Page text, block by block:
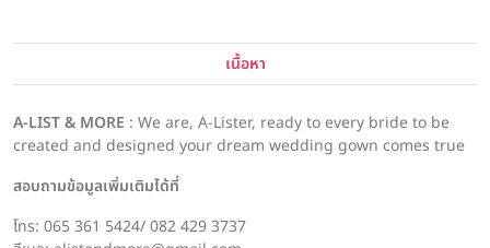
เนื้อหา
A-LIST & MORE : We are, A-Lister, ready to every bride to be
created and designed your dream wedding gown comes true
สอบถามข้อมูลเพิ่มเติมได้ที่
โทร: 065 361 5424/ 082 429 3737